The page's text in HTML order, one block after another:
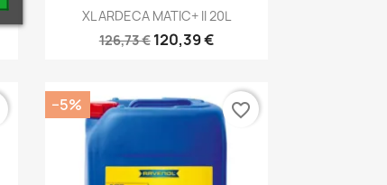
Kiirvaade
XL ARDECA MATIC+ II 20L
126,73 € 120,39 €
−5% favorite_border